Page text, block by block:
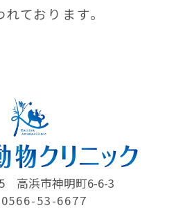
ております。
高浜市神明町6-6-3
53-6677